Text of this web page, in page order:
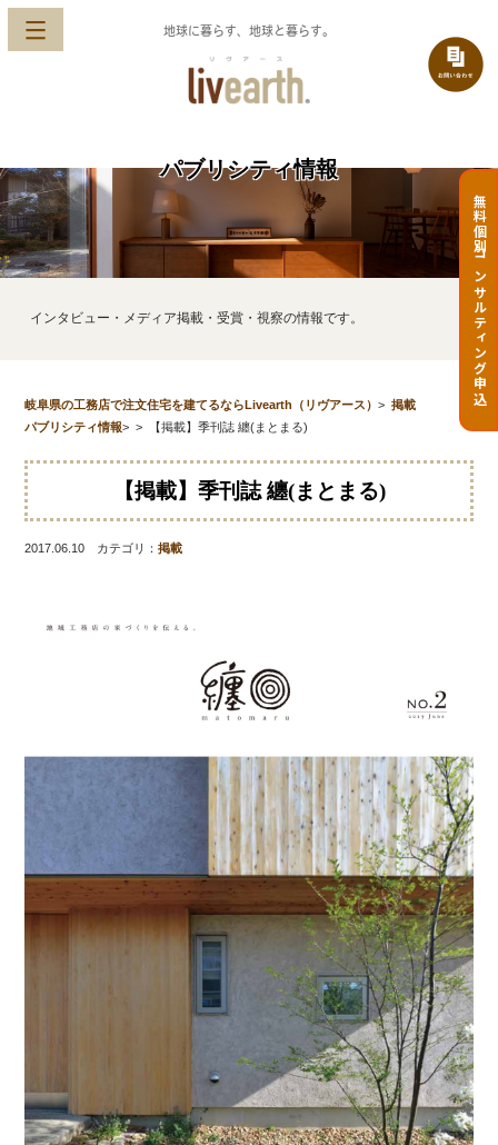
地球に暮らす、地球と暮らす。
無料個別コンサルティング申込
パブリシティ情報
インタビュー・メディア掲載・受賞・視察の情報です。
岐阜県の工務店で注文住宅を建てるならLivearth（リヴアース）>
パブリシティ情報>
掲載
>
【掲載】季刊誌 纏(まとまる)
【掲載】季刊誌 纏(まとまる)
2017.06.10 カテゴリ：掲載